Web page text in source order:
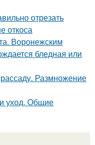
отрезать
откоса
Воронежским
бледная или
Размножение
уход. Общие